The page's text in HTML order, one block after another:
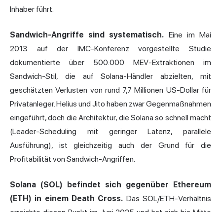
Inhaber führt.
Sandwich-Angriffe sind systematisch. Eine im Mai
2013 auf der IMC-Konferenz vorgestellte Studie
dokumentierte über 500.000 MEV-Extraktionen im
Sandwich-Stil, die auf Solana-Händler abzielten, mit
geschätzten Verlusten von rund 7,7 Millionen US-Dollar für
Privatanleger. Helius und Jito haben zwar Gegenmaßnahmen
eingeführt, doch die Architektur, die Solana so schnell macht
(Leader-Scheduling mit geringer Latenz, parallele
Ausführung), ist gleichzeitig auch der Grund für die
Profitabilität von Sandwich-Angriffen.
Solana (SOL) befindet sich gegenüber Ethereum
(ETH) in einem Death Cross. Das SOL/ETH-Verhältnis